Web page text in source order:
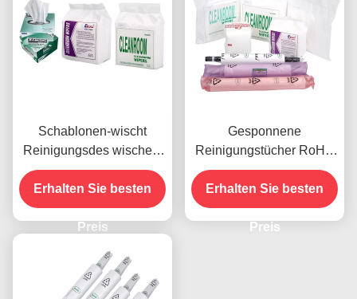
Schablonen-wischt
Reinigungsdes wischers
A der Polyester-
Mischungs-68g SMT
Cleanroom Grad ab
Erhalten Sie besten
Preis
Gesponnene
Reinigungstücher RoHS
nicht fusselfrei für
Halbleiter-Industrien
Erhalten Sie besten
Preis